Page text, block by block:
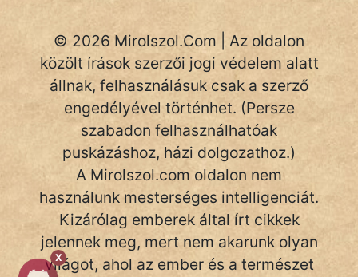
X
© 2026 Mirolszol.Com | Az oldalon
közölt írások szerzői jogi védelem alatt
állnak, felhasználásuk csak a szerző
engedélyével történhet. (Persze
szabadon felhasználhatóak
puskázáshoz, házi dolgozathoz.)
A Mirolszol.com oldalon nem
használunk mesterséges intelligenciát.
Kizárólag emberek által írt cikkek
jelennek meg, mert nem akarunk olyan
világot, ahol az ember és a természet